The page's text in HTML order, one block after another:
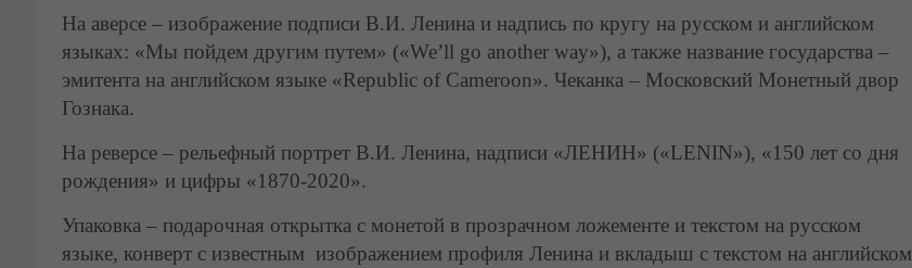
На аверсе – изображение подписи В.И. Ленина и надпись по кругу на русском и английском
языках: «Мы пойдем другим путем» («We’ll go another way»), а также название государства –
эмитента на английском языке «Republic of Cameroon». Чеканка – Московский Монетный двор
Гознака.
На реверсе – рельефный портрет В.И. Ленина, надписи «ЛЕНИН» («LENIN»), «150 лет со дня
рождения» и цифры «1870-2020».
Упаковка – подарочная открытка с монетой в прозрачном ложементе и текстом на русском
языке, конверт с известным изображением профиля Ленина и вкладыш с текстом на английском